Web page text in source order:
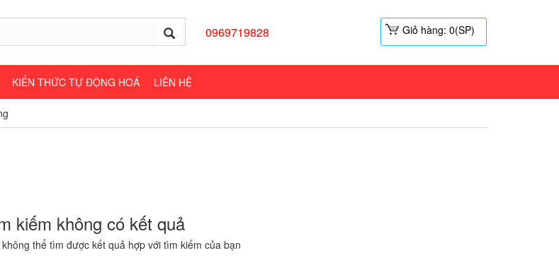
0969719828 Giỏ hàng: 0(SP)
KIẾN THỨC TỰ ĐỘNG HOÁ LIÊN HỆ
kiếm không có kết quả
thể tìm được kết quả hợp với tìm kiếm của bạn